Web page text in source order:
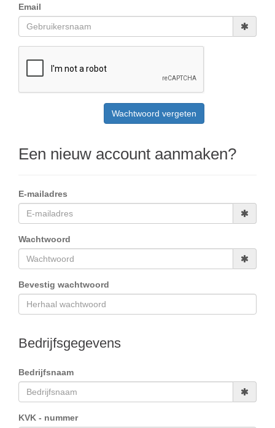
Email
Een nieuw account aanmaken?
E-mailadres
Wachtwoord
Bevestig wachtwoord
Bedrijfsgegevens
Bedrijfsnaam
KVK - nummer